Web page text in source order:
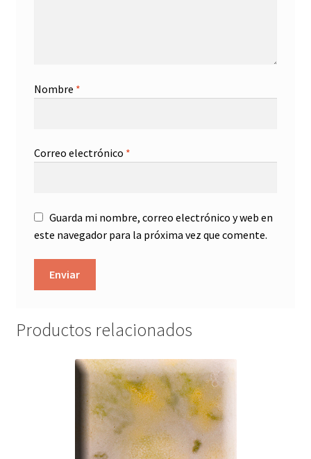
Nombre *
Correo electrónico *
Guarda mi nombre, correo electrónico y web en
este navegador para la próxima vez que comente.
Productos relacionados